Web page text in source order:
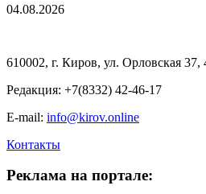
04.08.2026
610002, г. Киров, ул. Орловская 37,
Редакция: +7(8332) 42-46-17
E-mail: info@kirov.online
Контакты
Реклама на портале: